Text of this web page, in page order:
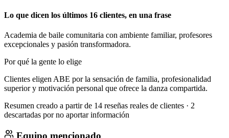
Lo que dicen los últimos 16 clientes, en una frase
Academia de baile comunitaria con ambiente familiar, profesores
excepcionales y pasión transformadora.
Por qué la gente lo elige
Clientes eligen ABE por la sensación de familia, profesionalidad
superior y motivación personal que ofrece la danza compartida.
Resumen creado a partir de 14 reseñas reales de clientes · 2
descartadas por no aportar información
Equipo mencionado